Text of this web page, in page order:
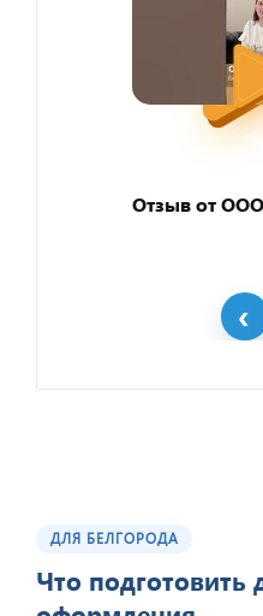
Отзыв от
Отзыв от
ДЛЯ БЕЛГОРОДА
Что подготовить